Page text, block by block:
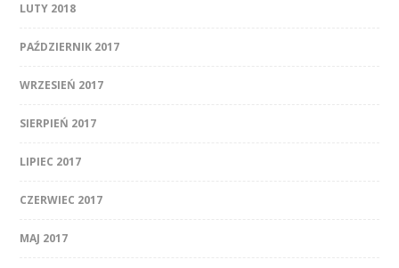
LUTY 2018
PAŹDZIERNIK 2017
WRZESIEŃ 2017
SIERPIEŃ 2017
LIPIEC 2017
CZERWIEC 2017
MAJ 2017